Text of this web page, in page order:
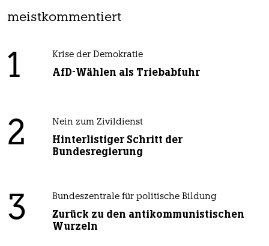
meistkommentiert
1 Krise der Demokratie
AfD-Wählen als Triebabfuhr
2 Nein zum Zivildienst
Hinterlistiger Schritt der
Bundesregierung
3 Bundeszentrale für politische Bildung
Zurück zu den antikommunistischen
Wurzeln